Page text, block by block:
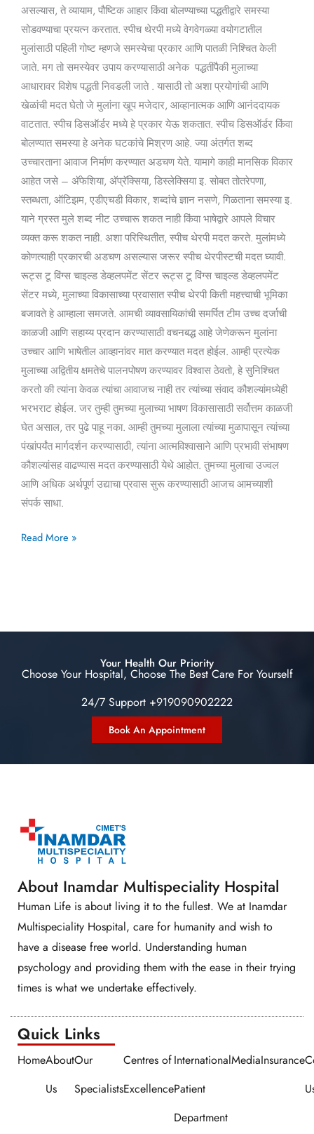
असल्यास, ते व्यायाम, पौष्टिक आहार किंवा बोलण्याच्या पद्धतीद्वारे समस्या
सोडवण्याचा प्रयत्न करतात. स्पीच थेरपी मध्ये वेगवेगळ्या वयोगटातील
मुलांसाठी पहिली गोष्ट म्हणजे समस्येचा प्रकार आणि पातळी निश्चित केली
जाते. मग तो समस्येवर उपाय करण्यासाठी अनेक पद्धतींपैकी मुलाच्या
आधारावर विशेष पद्धती निवडली जाते . यासाठी तो अशा प्रयोगांची आणि
खेळांची मदत घेतो जे मुलांना खूप मजेदार, आव्हानात्मक आणि आनंददायक
वाटतात. स्पीच डिसऑर्डर मध्ये हे प्रकार येऊ शकतात. स्पीच डिसऑर्डर किंवा
बोलण्यात समस्या हे अनेक घटकांचे मिश्रण आहे. ज्या अंतर्गत शब्द
उच्चारताना आवाज निर्माण करण्यात अडचण येते. यामागे काही मानसिक विकार
आहेत जसे – अ‍ॅफेशिया, अ‍ॅप्रॅक्सिया, डिस्लेक्सिया इ. सोबत तोतरेपणा,
स्तब्धता, ऑटिझम, एडीएचडी विकार, शब्दांचे ज्ञान नसणे, गिळताना समस्या इ.
याने ग्रस्त मुले शब्द नीट उच्चारू शकत नाही किंवा भाषेद्वारे आपले विचार
व्यक्त करू शकत नाही. अशा परिस्थितीत, स्पीच थेरपी मदत करते. मुलांमध्ये
कोणत्याही प्रकारची अडचण असल्यास जरूर स्पीच थेरपीस्टची मदत घ्यावी.
रूट्स टू विंग्स चाइल्ड डेव्हलपमेंट सेंटर रूट्स टू विंग्स चाइल्ड डेव्हलपमेंट
सेंटर मध्ये, मुलाच्या विकासाच्या प्रवासात स्पीच थेरपी किती महत्त्वाची भूमिका
बजावते हे आम्हाला समजते. आमची व्यावसायिकांची समर्पित टीम उच्च दर्जाची
काळजी आणि सहाय्य प्रदान करण्यासाठी वचनबद्ध आहे जेणेकरून मुलांना
उच्चार आणि भाषेतील आव्हानांवर मात करण्यात मदत होईल. आम्ही प्रत्येक
मुलाच्या अद्वितीय क्षमतेचे पालनपोषण करण्यावर विश्वास ठेवतो, हे सुनिश्चित
करतो की त्यांना केवळ त्यांचा आवाजच नाही तर त्यांच्या संवाद कौशल्यांमध्येही
भरभराट होईल. जर तुम्ही तुमच्या मुलाच्या भाषण विकासासाठी सर्वोत्तम काळजी
घेत असाल, तर पुढे पाहू नका. आम्ही तुमच्या मुलाला त्यांच्या मुळापासून त्यांच्या
पंखांपर्यंत मार्गदर्शन करण्यासाठी, त्यांना आत्मविश्वासाने आणि प्रभावी संभाषण
कौशल्यांसह वाढण्यास मदत करण्यासाठी येथे आहोत. तुमच्या मुलाचा उज्वल
आणि अधिक अर्थपूर्ण उद्याचा प्रवास सुरू करण्यासाठी आजच आमच्याशी
संपर्क साधा.
Read More »
Your Health Our Priority
Choose Your Hospital, Choose The Best Care For Yourself
24/7 Support +919090902222
Book An Appointment
About Inamdar Multispeciality Hospital
Human Life is about living it to the fullest. We at Inamdar
Multispeciality Hospital, care for humanity and wish to
have a disease free world. Understanding human
psychology and providing them with the ease in their trying
times is what we undertake effectively.
Quick Links​​
HomeAbout
Us
Our
Specialists
Centres of
Excellence
International
Patient
Department
MediaInsurance